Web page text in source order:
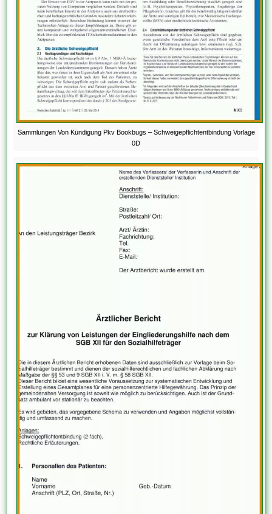
Sammlungen Von Kündigung Pkv Bookbugs – Schweigepflichtentbindung Vorlage
0D